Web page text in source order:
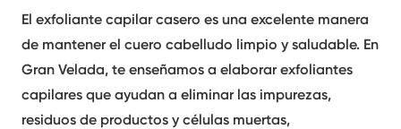
El exfoliante capilar casero es una excelente manera
de mantener el cuero cabelludo limpio y saludable. En
Gran Velada, te enseñamos a elaborar exfoliantes
capilares que ayudan a eliminar las impurezas,
residuos de productos y células muertas,